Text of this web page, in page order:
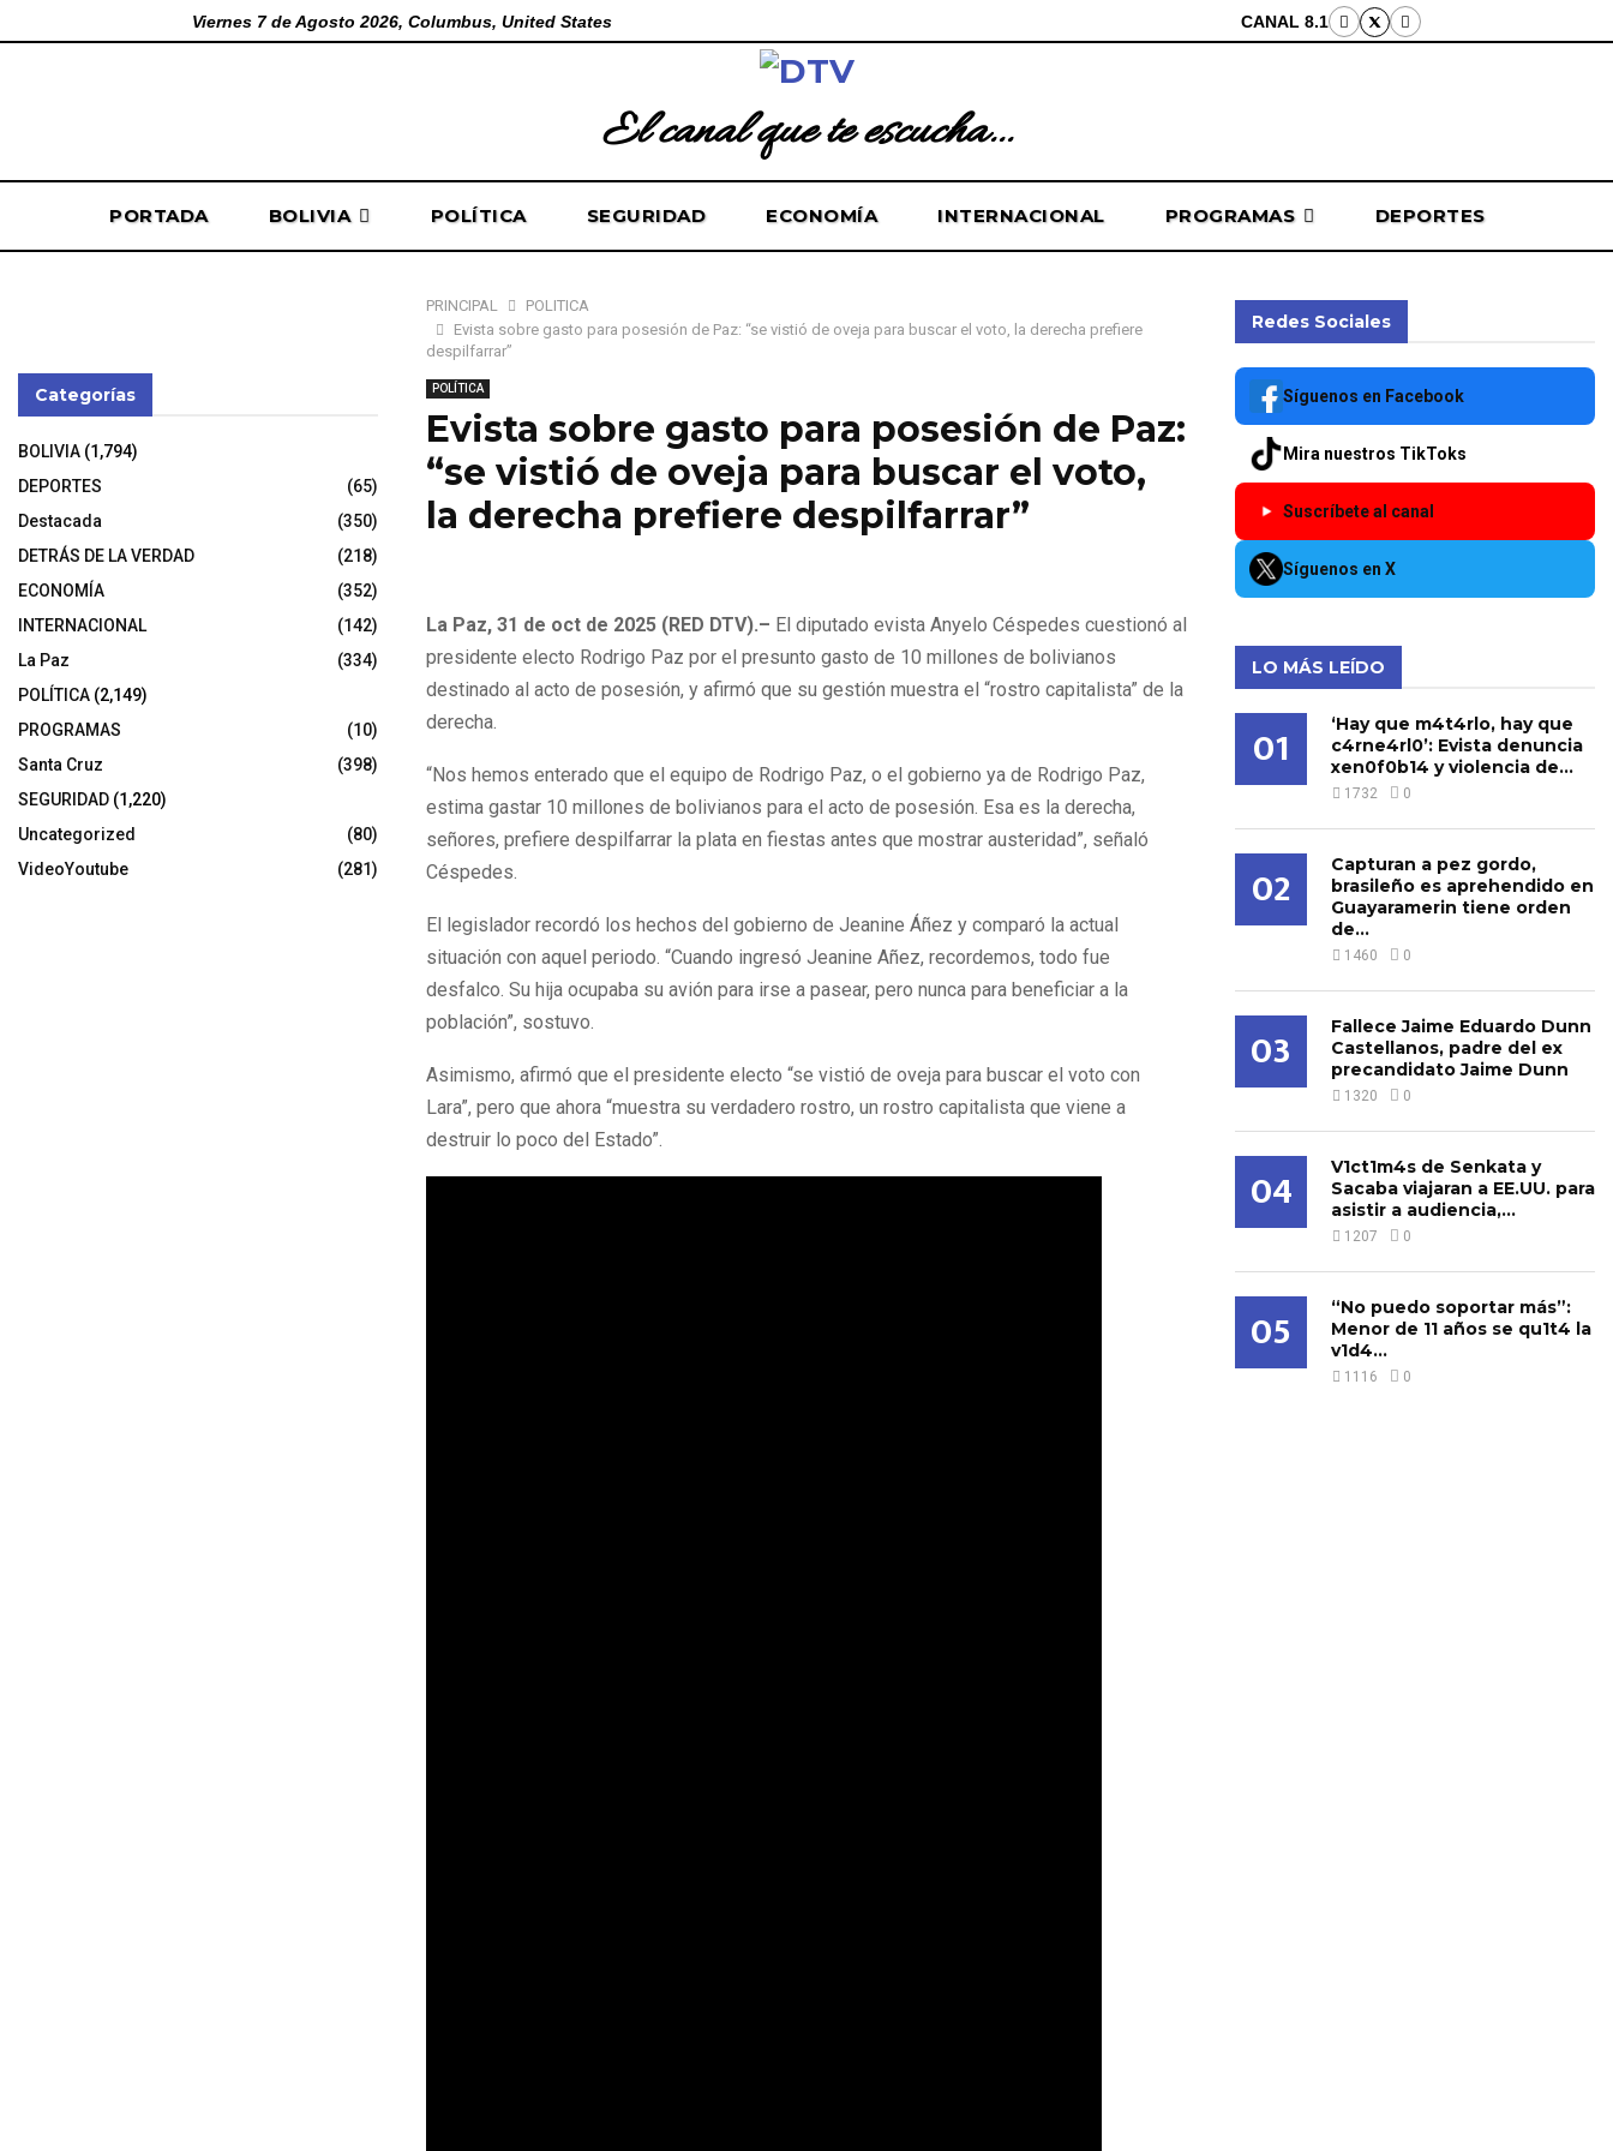
Viernes 7 de Agosto 2026, Columbus, United States CANAL 8.1
El canal que te escucha...
PORTADA BOLIVIA POLÍTICA SEGURIDAD ECONOMÍA INTERNACIONAL PROGRAMAS DEPORTES
PRINCIPAL
POLÍTICA
Evista sobre gasto para posesión de Paz: “se vistió de oveja para buscar el voto, la derecha prefiere
despilfarrar”
POLÍTICA
Evista sobre gasto para posesión de Paz:
“se vistió de oveja para buscar el voto,
la derecha prefiere despilfarrar”
La Paz, 31 de oct de 2025 (RED DTV).– El diputado evista Anyelo Céspedes cuestionó al
presidente electo Rodrigo Paz por el presunto gasto de 10 millones de bolivianos
destinado al acto de posesión, y afirmó que su gestión muestra el “rostro capitalista” de la
derecha.
“Nos hemos enterado que el equipo de Rodrigo Paz, o el gobierno ya de Rodrigo Paz,
estima gastar 10 millones de bolivianos para el acto de posesión. Esa es la derecha,
señores, prefiere despilfarrar la plata en fiestas antes que mostrar austeridad”, señaló
Céspedes.
El legislador recordó los hechos del gobierno de Jeanine Áñez y comparó la actual
situación con aquel periodo. “Cuando ingresó Jeanine Añez, recordemos, todo fue
desfalco. Su hija ocupaba su avión para irse a pasear, pero nunca para beneficiar a la
población”, sostuvo.
Asimismo, afirmó que el presidente electo “se vistió de oveja para buscar el voto con
Lara”, pero que ahora “muestra su verdadero rostro, un rostro capitalista que viene a
destruir lo poco del Estado”.
Categorías
BOLIVIA (1,794)
DEPORTES
(65)
Destacada
(350)
DETRÁS DE LA VERDAD
(218)
ECONOMÍA
(352)
INTERNACIONAL
(142)
La Paz
(334)
POLÍTICA (2,149)
PROGRAMAS
(10)
Santa Cruz
(398)
SEGURIDAD (1,220)
Uncategorized
(80)
VideoYoutube
(281)
Redes Sociales
Síguenos en Facebook
Mira nuestros TikToks
Suscríbete al canal
Síguenos en X
LO MÁS LEÍDO
01
‘Hay que m4t4rlo, hay que
c4rne4rl0’: Evista denuncia
xen0f0b14 y violencia de...
1732 0
02
Capturan a pez gordo,
brasileño es aprehendido en
Guayaramerin tiene orden
de...
1460 0
03
Fallece Jaime Eduardo Dunn
Castellanos, padre del ex
precandidato Jaime Dunn
1320 0
04
V1ct1m4s de Senkata y
Sacaba viajaran a EE.UU. para
asistir a audiencia,...
1207 0
05
“No puedo soportar más”:
Menor de 11 años se qu1t4 la
v1d4...
1116 0